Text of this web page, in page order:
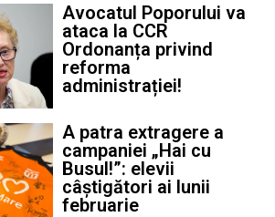
Avocatul Poporului va
ataca la CCR
Ordonanța privind
reforma
administrației!
A patra extragere a
campaniei „Hai cu
Busul!”: elevii
câștigători ai lunii
februarie